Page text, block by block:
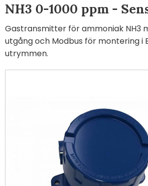
NH3 0-1000 ppm -
Gastransmitter för ammoniak NH3
utgång och Modbus för montering i
utrymmen.